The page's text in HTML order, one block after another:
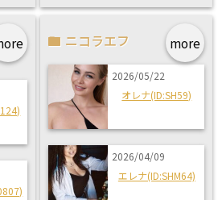
more
ニコラエフ
2026/05/22
オレナ(ID:SH59)
2026/04/09
エレナ(ID:SHM64)